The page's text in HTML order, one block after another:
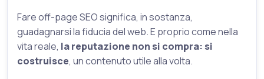
Fare off-page SEO significa, in sostanza,
guadagnarsi la fiducia del web. E proprio come nella
vita reale, la reputazione non si compra: si
costruisce, un contenuto utile alla volta.